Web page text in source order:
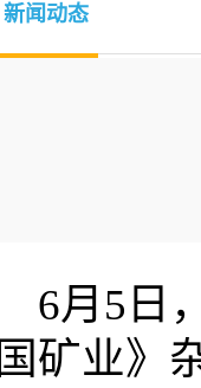
新闻动态
6月5日
国矿业》